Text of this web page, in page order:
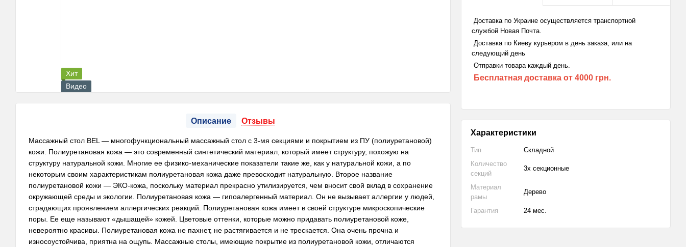
Хит
Видео
Описание Отзывы
Массажный стол BEL — многофункциональный массажный стол с 3-мя секциями и покрытием из ПУ (полиуретановой)
кожи. Полиуретановая кожа — это современный синтетический материал, который имеет структуру, похожую на
структуру натуральной кожи. Многие ее физико-механические показатели такие же, как у натуральной кожи, а по
некоторым своим характеристикам полиуретановая кожа даже превосходит натуральную. Второе название
полиуретановой кожи — ЭКО-кожа, поскольку материал прекрасно утилизируется, чем вносит свой вклад в сохранение
окружающей среды и экологии. Полиуретановая кожа — гипоалергенный материал. Он не вызывает аллергии у людей,
страдающих проявлением аллергических реакций. Полиуретановая кожа имеет в своей структуре микроскопические
поры. Ее еще называют «дышащей» кожей. Цветовые оттенки, которые можно придавать полиуретановой коже,
невероятно красивы. Полиуретановая кожа не пахнет, не растягивается и не трескается. Она очень прочна и
износоустойчива, приятна на ощупь. Массажные столы, имеющие покрытие из полиуретановой кожи, отличаются
Доставка по Украине осуществляется транспортной
службой Новая Почта.
Доставка по Киеву курьером в день заказа, или на
следующий день
Отправки товара каждый день.
Бесплатная доставка от 4000 грн.
Характеристики
Тип
Складной
Количество
секций
3х секционные
Материал
рамы
Дерево
Гарантия 24 мес.